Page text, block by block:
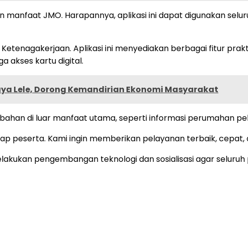
manfaat JMO. Harapannya, aplikasi ini dapat digunakan
Ketenagakerjaan. Aplikasi ini menyediakan berbagai fitur
akses kartu digital.
Lele, Dorong Kemandirian Ekonomi Masyarakat
di luar manfaat utama, seperti informasi perumahan
peserta. Kami ingin memberikan pelayanan terbaik, cepat,
pengembangan teknologi dan sosialisasi agar